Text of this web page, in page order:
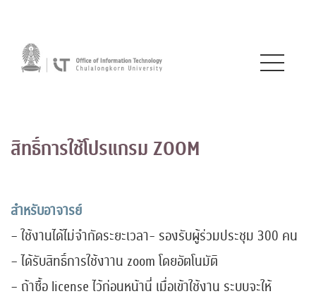
สิทธิ์การใช้โปรแกรม ZOOM
สำหรับอาจารย์
– ใช้งานได้ไม่จำกัดระยะเวลา- รองรับผู้ร่วมประชุม 300 คน
– ได้รับสิทธิ์การใช้งาาน zoom โดยอัตโนมัติ
– ถ้าซื้อ license ไว้ก่อนหน้านี่ เมื่อเข้าใช้งาน ระบบจะให้